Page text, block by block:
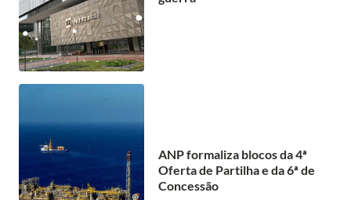
ANP formaliza blocos da 4ª
Oferta de Partilha e da 6ª de
Concessão